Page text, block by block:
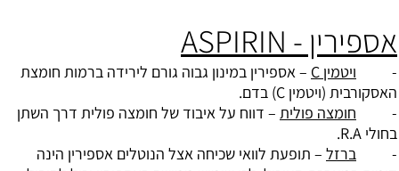
אספירין - ASPIRIN
- ויטמין C
– אספירין במינון גבוה גורם לירידה ברמות חומצת
האסקורבית (ויטמין C
) בדם.
- חומצה פולית – דווח על איבוד של חומצה פולית דרך השתן
בחולי R.A.
- ברזל – תופעת לוואי שכיחה אצל הנוטלים אספירין הינה